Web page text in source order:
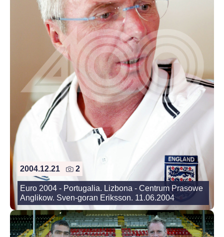
2004.12.21 2
Euro 2004 - Portugalia. Lizbona - Centrum Prasowe
Anglikow. Sven-goran Eriksson. 11.06.2004